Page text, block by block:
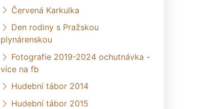
Červená Karkulka
Den rodiny s Pražskou
plynárenskou
Fotografie 2019-2024 ochutnávka -
více na fb
Hudební tábor 2014
Hudební tábor 2015